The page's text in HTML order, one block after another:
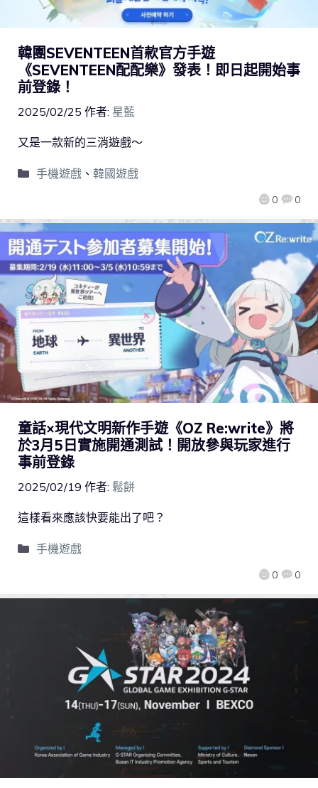
韓團SEVENTEEN首款官方手遊
《SEVENTEEN配配樂》發表！即日起開始事
前登錄！
2025/02/25 作者: 星藍
0 0
又是一款新的三消遊戲～
手機遊戲、 韓國遊戲
童話×現代文明新作手遊《OZ Re:write》將
於3月5日實施開通測試！開放參與玩家進行
事前登錄
2025/02/19 作者: 鬆餅
0 0
這樣看來應該快要能出了吧？
手機遊戲